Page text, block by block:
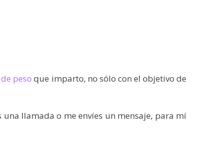
peso que imparto, no sólo con el objetivo de
llamada o me envíes un mensaje, para mí